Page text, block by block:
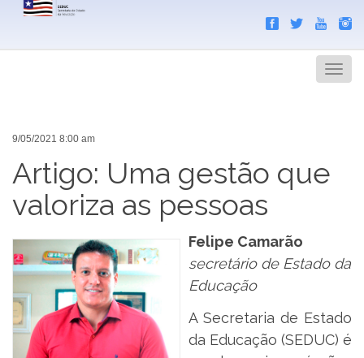
Menu
9/05/2021 8:00 am
Artigo: Uma gestão que
valoriza as pessoas
Felipe Camarão
secretário de Estado da
Educação
A Secretaria de Estado
da Educação (SEDUC) é